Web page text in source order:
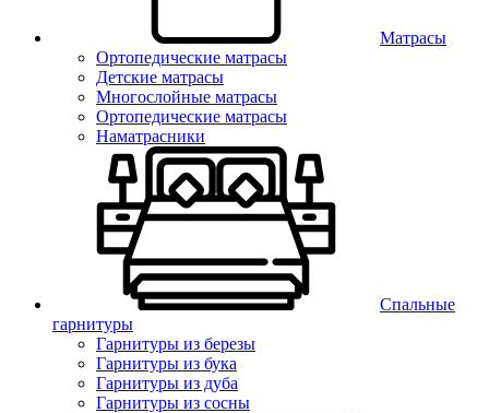
Матрасы
Ортопедические матрасы
Детские матрасы
Многослойные матрасы
Ортопедические матрасы
Наматрасники
Спальные
гарнитуры
Гарнитуры из березы
Гарнитуры из бука
Гарнитуры из дуба
Гарнитуры из сосны